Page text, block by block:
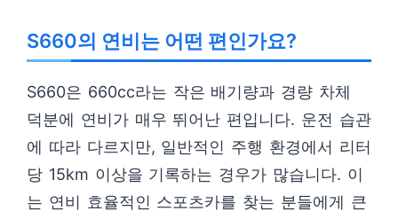
S660의 연비는 어떤 편인가요?
S660은 660cc라는 작은 배기량과 경량 차체
덕분에 연비가 매우 뛰어난 편입니다. 운전 습관
에 따라 다르지만, 일반적인 주행 환경에서 리터
당 15km 이상을 기록하는 경우가 많습니다. 이
는 연비 효율적인 스포츠카를 찾는 분들에게 큰